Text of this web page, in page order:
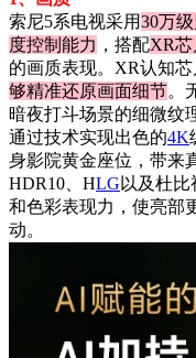
索尼5系电视采用30万
度控制能力 ，搭配XR
的画质表现。XR认知芯
够精准还原画面细节。
暗夜打斗场景的细微纹
通过技术实现出色的4K
身影院黄金座位，带来
HDR10、HLG 以及杜
和色彩表现力，使亮部
动。